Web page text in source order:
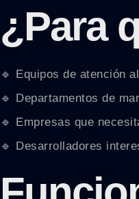
¿Para
🔹 Equipos de atención
🔹 Departamentos de
🔹 Empresas que
🔹 Desarrolladores